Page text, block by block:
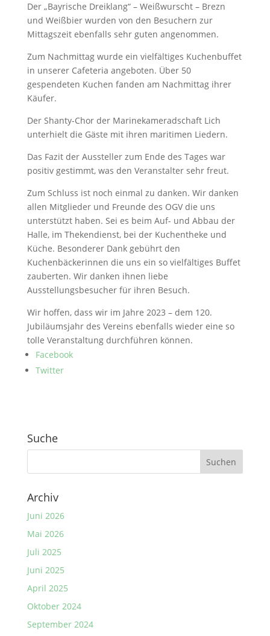
Der „Bayrische Dreiklang“ – Weißwurscht – Brezn
und Weißbier wurden von den Besuchern zur
Mittagszeit ebenfalls sehr guten angenommen.
Zum Nachmittag wurde ein vielfältiges Kuchenbuffet
in unserer Cafeteria angeboten. Über 50
gespendeten Kuchen fanden am Nachmittag ihrer
Käufer.
Der Shanty-Chor der Marinekameradschaft Lich
unterhielt die Gäste mit ihren maritimen Liedern.
Das Fazit der Aussteller zum Ende des Tages war
positiv gestimmt, was den Veranstalter sehr freut.
Zum Schluss ist noch einmal zu danken. Wir danken
allen Mitglieder und Freunde des OGV die uns
unterstützt haben. Sei es beim Auf- und Abbau der
Halle, im Thekendienst, bei der Kuchentheke und
Küche. Besonderer Dank gebührt den
Kuchenbäckerinnen die uns ein so vielfältiges Buffet
zauberten. Wir danken ihnen liebe
Ausstellungsbesucher für ihren Besuch.
Wir hoffen, dass wir im Jahre 2023 – dem 120.
Jubiläumsjahr des Vereins ebenfalls wieder eine so
tolle Veranstaltung durchführen können.
Facebook
Twitter
Suche
Archiv
Juni 2026
Mai 2026
Juli 2025
Juni 2025
April 2025
Oktober 2024
September 2024